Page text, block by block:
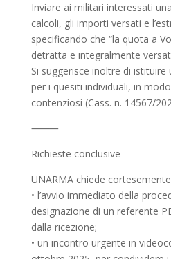
Inviare ai militari interessati
calcoli, gli importi versati e
specificando che “la quota a
detratta e integralmente
Si suggerisce inoltre di istituire
per i quesiti individuali, in
contenziosi (Cass. n. 14567/
⸻
Richieste conclusive
UNARMA chiede
• l’avvio immediato della
designazione di un referente
dalla ricezione;
• un incontro urgente in